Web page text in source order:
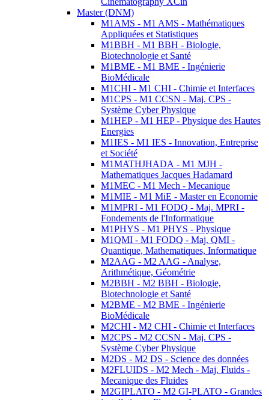
Master (DNM)
M1AMS - M1 AMS - Mathématiques
Appliquées et Statistiques
M1BBH - M1 BBH - Biologie,
Biotechnologie et Santé
M1BME - M1 BME - Ingénierie
BioMédicale
M1CHI - M1 CHI - Chimie et Interfaces
M1CPS - M1 CCSN - Maj. CPS -
Système Cyber Physique
M1HEP - M1 HEP - Physique des Hautes
Energies
M1IES - M1 IES - Innovation, Entreprise
et Société
M1MATHJHADA - M1 MJH -
Mathematiques Jacques Hadamard
M1MEC - M1 Mech - Mecanique
M1MIE - M1 MiE - Master en Economie
M1MPRI - M1 FODQ - Maj. MPRI -
Fondements de l'Informatique
M1PHYS - M1 PHYS - Physique
M1QMI - M1 FODQ - Maj. QMI -
Quantique, Mathematiques, Informatique
M2AAG - M2 AAG - Analyse,
Arithmétique, Géométrie
M2BBH - M2 BBH - Biologie,
Biotechnologie et Santé
M2BME - M2 BME - Ingénierie
BioMédicale
M2CHI - M2 CHI - Chimie et Interfaces
M2CPS - M2 CCSN - Maj. CPS -
Système Cyber Physique
M2DS - M2 DS - Science des données
M2FLUIDS - M2 Mech - Maj. Fluids -
Mecanique des Fluides
M2GIPLATO - M2 GI-PLATO - Grandes